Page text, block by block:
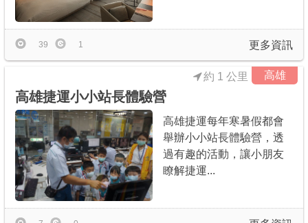
更多資訊
39 1
高雄
高雄捷運小小站長體驗營
約 1 公里
高雄捷運每年寒暑假都會
舉辦小小站長體驗營，透
過有趣的活動，讓小朋友
瞭解捷運...